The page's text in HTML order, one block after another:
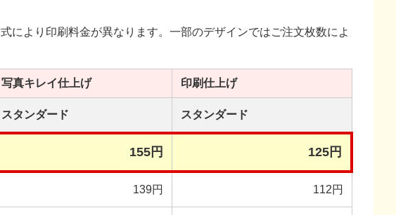
により印刷料金が異なります。一部のデザインではご注文枚数によ
写真キレイ仕上げ 印刷仕上げ
スタンダード スタンダード
155円 125円
139円 112円